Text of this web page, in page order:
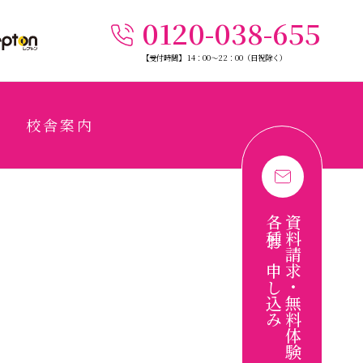
0120-038-655
【受付時間】 14：00〜22：00（日祝除く）
校舎案内
資料請求・無料体験
各種お申し込み